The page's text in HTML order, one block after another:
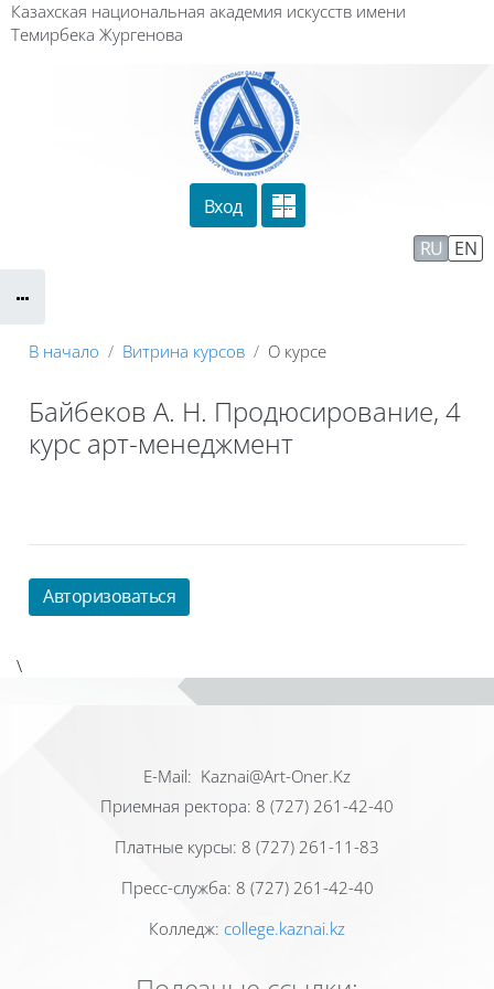
Перейти к основному содержанию
Казахская национальная академия искусств имени
Темирбека Жургенова
Вход
RU EN
В начало Витрина курсов О курсе
Байбеков А. Н. Продюсирование, 4
курс арт-менеджмент
Авторизоваться
\
Е-Mail: Kaznai@Art-Oner.Kz
Приемная ректора: 8 (727) 261-42-40
Платные курсы: 8 (727) 261-11-83
Пресс-служба: 8 (727) 261-42-40
Колледж: college.kaznai.kz